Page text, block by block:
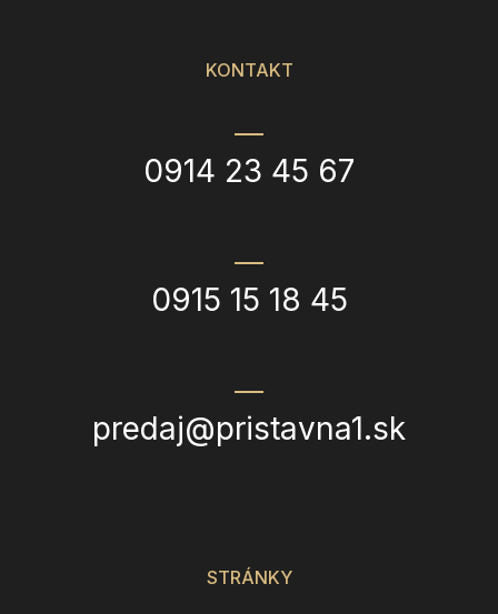
KONTAKT
0914 23 45 67
0915 15 18 45
predaj@pristavna1.sk
STRÁNKY